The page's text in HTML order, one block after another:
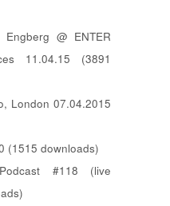
@ ENTER
11.04.15 (3891
London 07.04.2015
(1515 downloads)
#118 (live